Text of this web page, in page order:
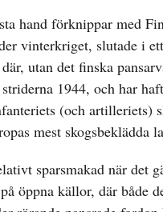
hand förknippar med
vinterkriget, slutade i
utan det finska
1944, och har
(och artilleriets)
mest skogsbeklädda
sparsmakad när det
öppna källor, där